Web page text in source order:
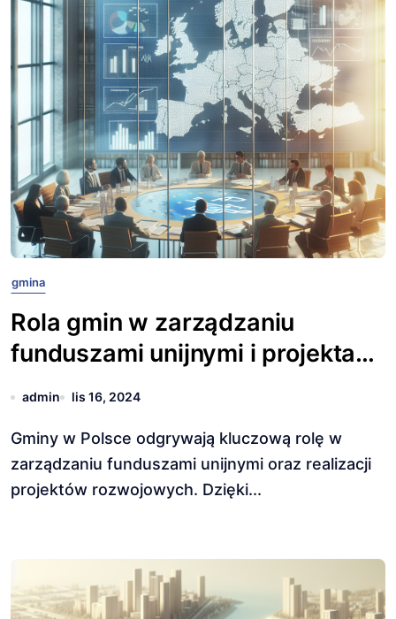
gmina
Rola gmin w zarządzaniu
funduszami unijnymi i projektami
rozwojowymi
admin lis 16, 2024
Gminy w Polsce odgrywają kluczową rolę w
zarządzaniu funduszami unijnymi oraz realizacji
projektów rozwojowych. Dzięki...